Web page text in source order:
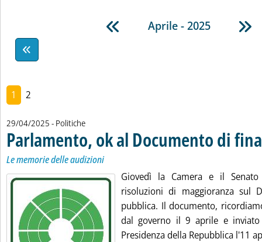
Aprile - 2025
1 2
29/04/2025 - Politiche
Parlamento, ok al Documento di
Le memorie delle audizioni
Giovedì la Camera e il
risoluzioni di maggioranza sul
pubblica. Il documento,
dal governo il 9 aprile e
Presidenza della Repubblica l'11